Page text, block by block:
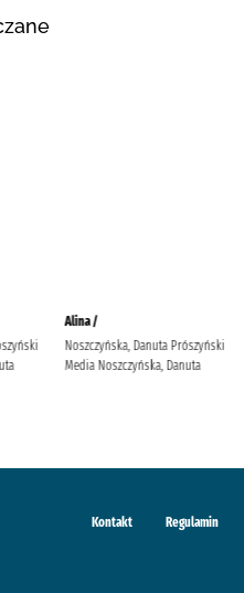
Alina /
Noszczyńska, Danuta Prószyński
Media Noszczyńska, Danuta
Kontakt Regulamin